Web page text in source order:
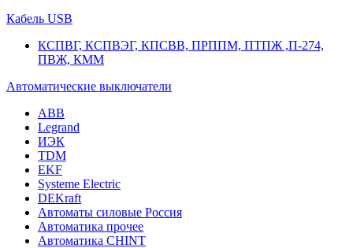
Кабель USB
КСПВГ, КСПВЭГ, КПСВВ, ПРППМ, ПТПЖ ,П-274,
ПВЖ, КММ
Автоматические выключатели
ABB
Legrand
ИЭК
TDM
EKF
Systeme Electric
DEKraft
Автоматы силовые Россия
Автоматика прочее
Автоматика CHINT